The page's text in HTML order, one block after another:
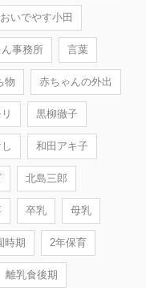
おいでやす小田
事務所 言葉
物 赤ちゃんの外出
黒柳徹子
和田アキ子
北島三郎
卒乳 母乳
時期 2年保育
離乳食後期